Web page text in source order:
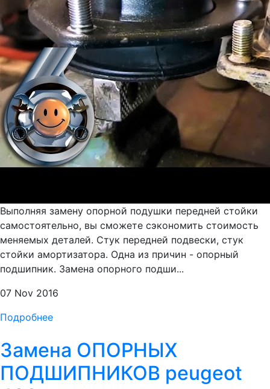
Выполняя замену опорной подушки передней стойки
самостоятельно, вы сможете сэкономить стоимость
меняемых деталей. Стук передней подвески, стук
стойки амортизатора. Одна из причин - опорный
подшипник. Замена опорного подши...
07 Nov 2016
Подробнее
Замена ОПОРНЫХ
ПОДШИПНИКОВ peugeot